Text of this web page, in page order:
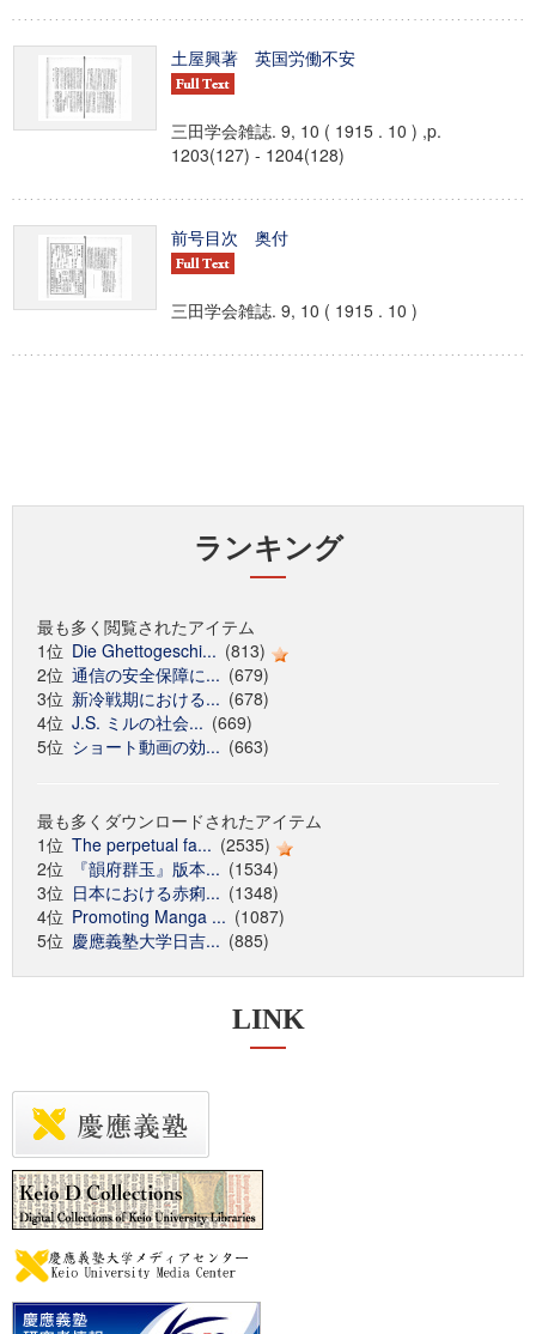
土屋興著 英国労働不安
三田学会雑誌. 9, 10 ( 1915 . 10 ) ,p.
1203(127) - 1204(128)
前号目次 奥付
三田学会雑誌. 9, 10 ( 1915 . 10 )
ランキング
最も多く閲覧されたアイテム
1位 Die Ghettogeschi... (813)
2位 通信の安全保障に... (679)
3位 新冷戦期における... (678)
4位 J.S. ミルの社会... (669)
5位 ショート動画の効... (663)
最も多くダウンロードされたアイテム
1位 The perpetual fa... (2535)
2位
『韻府群玉』版本... (1534)
3位 日本における赤痢... (1348)
4位 Promoting Manga ... (1087)
5位 慶應義塾大学日吉... (885)
LINK